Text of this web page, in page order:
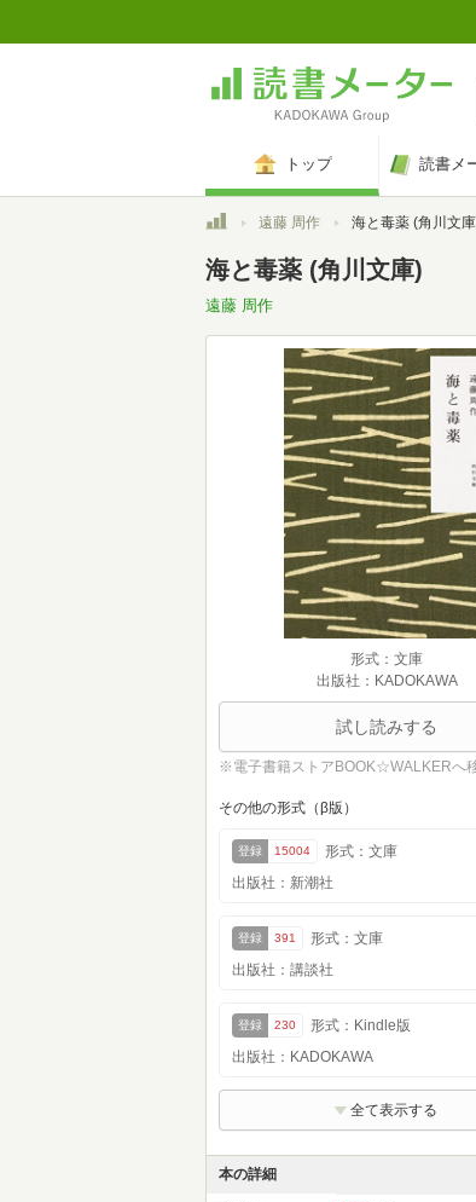
トップ 読書メ
トップ遠藤 周作 海と毒薬 (角川文
海と毒薬 (角川文庫)
遠藤 周作
形式：文庫
出版社：KADOKAWA
試し読みする
※電子書籍ストアBOOK☆WALKERへ
その他の形式（β版）
登録 15004
形式：文庫
出版社：新潮社
登録 391
形式：文庫
出版社：講談社
登録 230
形式：Kindle版
出版社：KADOKAWA
全て表示する
本の詳細